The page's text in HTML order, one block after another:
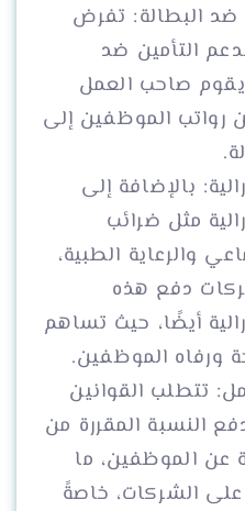
ضد البطالة: تفرض
التأمين ضد
يقوم صاحب العمل
رواتب الموظفين إلى
بالإضافة إلى
مثل ضرائب
والرعاية الطبية،
دفع هذه
أيضًا، حيث تساهم
ورفاه الموظفين.
تتطلب القوانين
النسبة المقررة من
عن الموظفين، ما
الشركات، خاصةً